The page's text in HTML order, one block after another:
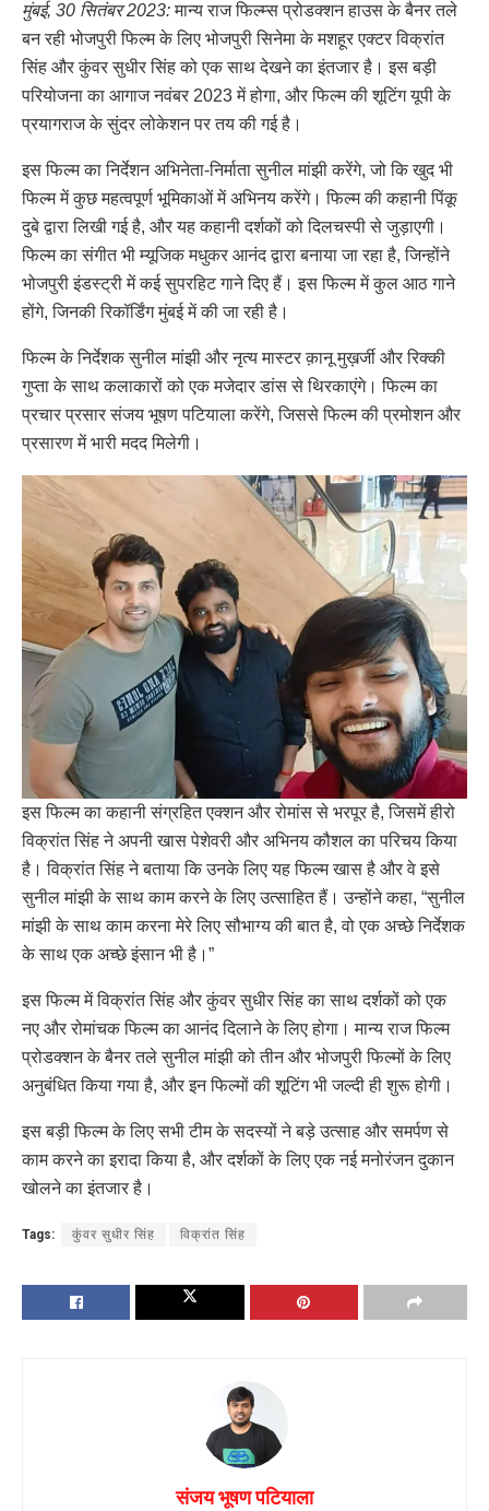
मुंबई, 30 सितंबर 2023:मान्य राज फिल्म्स प्रोडक्शन हाउस के बैनर तले
बन रही भोजपुरी फिल्म के लिए भोजपुरी सिनेमा के मशहूर एक्टर विक्रांत
सिंह और कुंवर सुधीर सिंह को एक साथ देखने का इंतजार है। इस बड़ी
परियोजना का आगाज नवंबर 2023 में होगा, और फिल्म की शूटिंग यूपी के
प्रयागराज के सुंदर लोकेशन पर तय की गई है।
इस फिल्म का निर्देशन अभिनेता-निर्माता सुनील मांझी करेंगे, जो कि खुद भी
फिल्म में कुछ महत्वपूर्ण भूमिकाओं में अभिनय करेंगे। फिल्म की कहानी पिंकू
दुबे द्वारा लिखी गई है, और यह कहानी दर्शकों को दिलचस्पी से जुड़ाएगी।
फिल्म का संगीत भी म्यूजिक मधुकर आनंद द्वारा बनाया जा रहा है, जिन्होंने
भोजपुरी इंडस्ट्री में कई सुपरहिट गाने दिए हैं। इस फिल्म में कुल आठ गाने
होंगे, जिनकी रिकॉर्डिंग मुंबई में की जा रही है।
फिल्म के निर्देशक सुनील मांझी और नृत्य मास्टर क़ानू मुख़र्जी और रिक्की
गुप्ता के साथ कलाकारों को एक मजेदार डांस से थिरकाएंगे। फिल्म का
प्रचार प्रसार संजय भूषण पटियाला करेंगे, जिससे फिल्म की प्रमोशन और
प्रसारण में भारी मदद मिलेगी।
इस फिल्म का कहानी संग्रहित एक्शन और रोमांस से भरपूर है, जिसमें हीरो
विक्रांत सिंह ने अपनी खास पेशेवरी और अभिनय कौशल का परिचय किया
है। विक्रांत सिंह ने बताया कि उनके लिए यह फिल्म खास है और वे इसे
सुनील मांझी के साथ काम करने के लिए उत्साहित हैं। उन्होंने कहा, “सुनील
मांझी के साथ काम करना मेरे लिए सौभाग्य की बात है, वो एक अच्छे निर्देशक
के साथ एक अच्छे इंसान भी है।”
इस फिल्म में विक्रांत सिंह और कुंवर सुधीर सिंह का साथ दर्शकों को एक
नए और रोमांचक फिल्म का आनंद दिलाने के लिए होगा। मान्य राज फिल्म
प्रोडक्शन के बैनर तले सुनील मांझी को तीन और भोजपुरी फिल्मों के लिए
अनुबंधित किया गया है, और इन फिल्मों की शूटिंग भी जल्दी ही शुरू होगी।
इस बड़ी फिल्म के लिए सभी टीम के सदस्यों ने बड़े उत्साह और समर्पण से
काम करने का इरादा किया है, और दर्शकों के लिए एक नई मनोरंजन दुकान
खोलने का इंतजार है।
Tags: कुंवर सुधीर सिंह विक्रांत सिंह
संजय भूषण पटियाला